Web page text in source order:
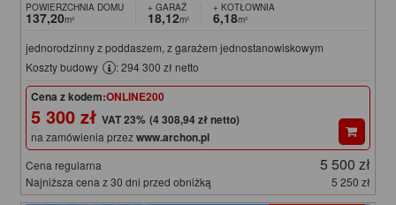
POWIERZCHNIA DOMU
137,20m²
+ GARAŻ
18,12m²
+ KOTŁOWNIA
6,18m²
jednorodzinny z poddaszem, z garażem jednostanowiskowym
Koszty budowy
: 294 300 zł netto
Cena z kodem:ONLINE200
5 300 zł (4 308,94 zł netto)
na zamówienia przezwww.archon.pl
Cena regularna 5 500 zł
Najniższa cena z 30 dni przed obniżką 5 250 zł